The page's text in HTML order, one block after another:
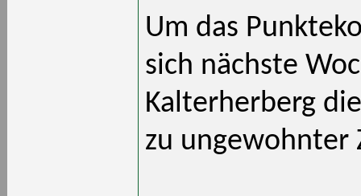
Um das
sich nächste
Kalterherberg
zu ungewohnter